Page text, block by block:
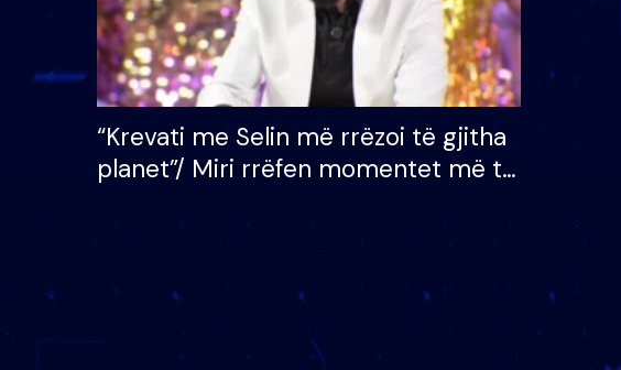
“Krevati me Selin më rrëzoi të gjitha
planet”/ Miri rrëfen momentet më të
mungojë zilja e mëngjesit kur…